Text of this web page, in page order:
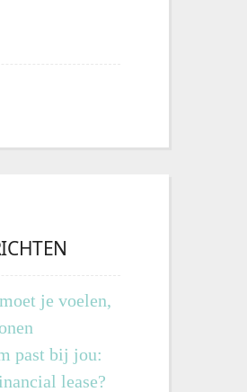
je voelen,
past bij jou:
lease?